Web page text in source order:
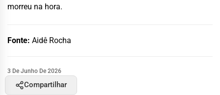
morreu na hora.
Fonte: Aidê Rocha
3 De Junho De 2026
Compartilhar